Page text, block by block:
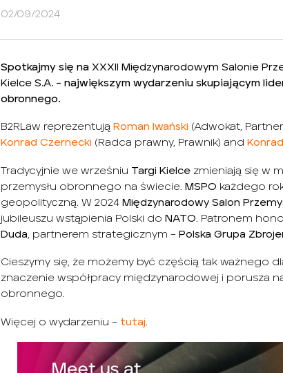
02/09/2024
Spotkajmy się na XXXII Międzynarodowym Salonie
Kielce S.A.– największym wydarzeniu skupiającym
obronnego.
B2RLaw reprezentują Roman Iwański (Adwokat,
Konrad Czernecki (Radca prawny, Prawnik) and
Tradycyjnie we wrześniu Targi Kielcezmieniają się w
przemysłu obronnego na świecie. MSPO każdego
geopolityczną. W 2024 Międzynarodowy Salon
jubileuszu wstąpienia Polski do NATO . Patronem
Duda , partnerem strategicznym – Polska Grupa
Cieszymy się, że możemy być częścią tak ważnego
znaczenie współpracy międzynarodowej i porusza
obronnego.
Więcej o wydarzeniu – tutaj